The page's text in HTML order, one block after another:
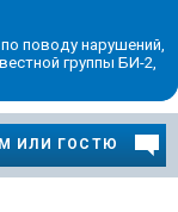
поводу нарушений,
группы БИ-2,
ИЛИ ГОСТЮ